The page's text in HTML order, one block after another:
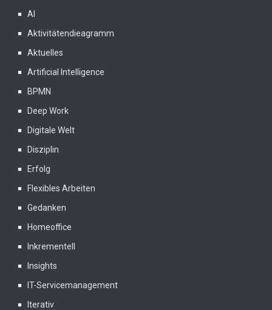
AI
Aktivitätendieagramm
Aktuelles
Artificial Intelligence
BPMN
Deep Work
Digitale Welt
Disziplin
Erfolg
Flexibles Arbeiten
Gedanken
Homeoffice
Inkrementell
Insights
IT-Servicemanagement
Iterativ